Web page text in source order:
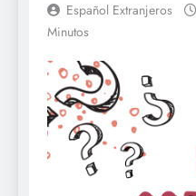
Español Extranjeros
Minutos